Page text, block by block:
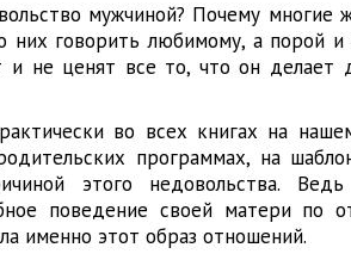
мужчиной? Почему многие
них говорить любимому, а порой
и не ценят все то, что он делает
во всех книгах на
программах, на
этого недовольства.
поведение своей матери по
именно этот образ отношений.